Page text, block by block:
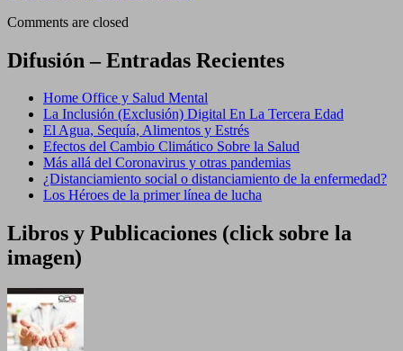
Comments are closed
Difusión – Entradas Recientes
Home Office y Salud Mental
La Inclusión (Exclusión) Digital En La Tercera Edad
El Agua, Sequía, Alimentos y Estrés
Efectos del Cambio Climático Sobre la Salud
Más allá del Coronavirus y otras pandemias
¿Distanciamiento social o distanciamiento de la enfermedad?
Los Héroes de la primer línea de lucha
Libros y Publicaciones (click sobre la
imagen)